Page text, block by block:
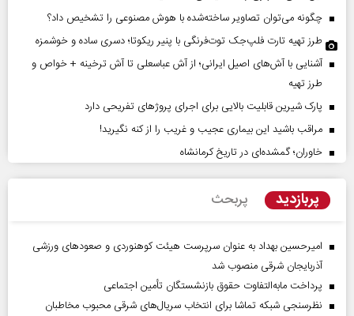
چگونه می‌توان تصاویر ساخته‌شده با هوش مصنوعی را تشخیص داد؟
طرز تهیه تارت فلپ‌جک توت‌فرنگی با پنیر ریکوتا؛ دسری ساده و خوشمزه
آشنایی با آش‌های اصیل ایرانی؛ از آش عباسعلی تا آش ترخینه + خواص و
طرز تهیه
پارک شیرین قابلیت‌ بالایی برای اجرای پروژهای تفریحی دارد
مراقب باشید این بیماری عجیب و غریب را از کنه نگیرید!
خاوران؛ گمشده‌ای در تاریخ کرمانشاه
پربازدید پربحث
امیرحسین بهداد به عنوان سرپرست هیئت کوهنوردی و صعودهای ورزشی
آذربایجان شرقی منصوب شد
پرداخت مابه‌التفاوت حقوق بازنشستگان تأمین اجتماعی
نظرسنجی شبکه تماشا برای انتخاب سریال‌های شرقی محبوب مخاطبان